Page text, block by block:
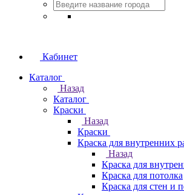
Кабинет
Каталог
Назад
Каталог
Краски
Назад
Краски
Краска для внутренних
Назад
Краска для
Краска для потолка
Краска для стен и